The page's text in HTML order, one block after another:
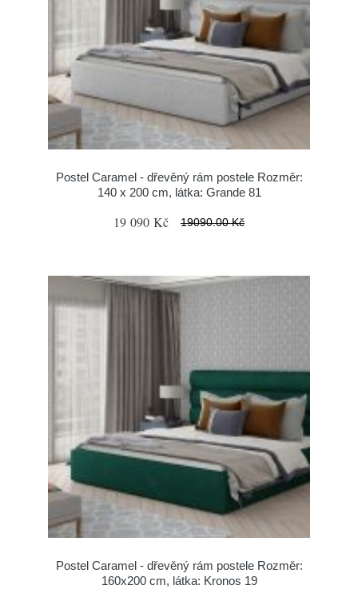
Postel Caramel - dřevěný rám postele Rozměr:
140 x 200 cm, látka: Grande 81
19 090 Kč 19090.00 Kč
Postel Caramel - dřevěný rám postele Rozměr:
160x200 cm, látka: Kronos 19